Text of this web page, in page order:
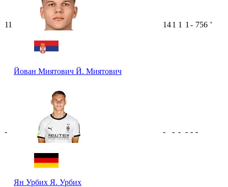
11
Йован Миятович Й. Миятович
141 1 1 - 756 ʼ
-
Ян Урбих Я. Урбих
- - - - - -